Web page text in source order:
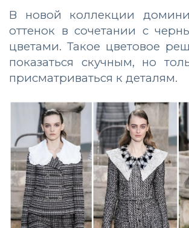
В новой коллекции
оттенок в сочетании с
цветами. Такое цветовое
показаться скучным, но
присматриваться к деталям.